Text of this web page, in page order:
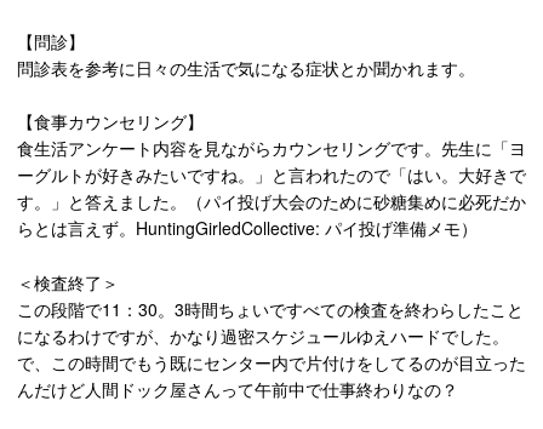
【問診】
問診表を参考に日々の生活で気になる症状とか聞かれます。
【食事カウンセリング】
食生活アンケート内容を見ながらカウンセリングです。先生に「ヨ
ーグルトが好きみたいですね。」と言われたので「はい。大好きで
す。」と答えました。（パイ投げ大会のために砂糖集めに必死だか
らとは言えず。HuntingGirledCollective: パイ投げ準備メモ）
＜検査終了＞
この段階で11：30。3時間ちょいですべての検査を終わらしたこと
になるわけですが、かなり過密スケジュールゆえハードでした。
で、この時間でもう既にセンター内で片付けをしてるのが目立った
んだけど人間ドック屋さんって午前中で仕事終わりなの？